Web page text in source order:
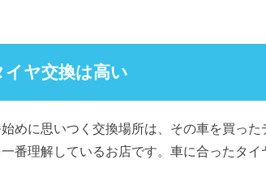
ヤ交換は高い
めに思いつく交換場所は、その車を買っ
番理解しているお店です。車に合ったタ